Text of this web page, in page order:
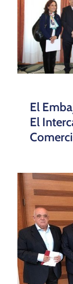
El
El